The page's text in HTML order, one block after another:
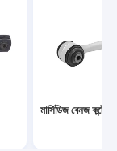
মার্সিডিজ বেনজ